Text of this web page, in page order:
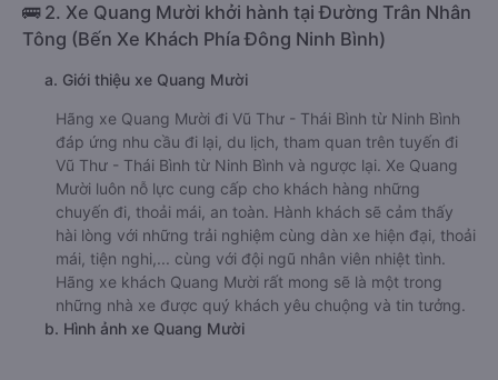
🚌 2. Xe Quang Mười khởi hành tại Đường Trân Nhân
Tông (Bến Xe Khách Phía Đông Ninh Bình)
a. Giới thiệu xe Quang Mười
Hãng xe Quang Mười đi Vũ Thư - Thái Bình từ Ninh Bình
đáp ứng nhu cầu đi lại, du lịch, tham quan trên tuyến đi
Vũ Thư - Thái Bình từ Ninh Bình và ngược lại. Xe Quang
Mười luôn nỗ lực cung cấp cho khách hàng những
chuyến đi, thoải mái, an toàn. Hành khách sẽ cảm thấy
hài lòng với những trải nghiệm cùng dàn xe hiện đại, thoải
mái, tiện nghi,... cùng với đội ngũ nhân viên nhiệt tình.
Hãng xe khách Quang Mười rất mong sẽ là một trong
những nhà xe được quý khách yêu chuộng và tin tưởng.
b. Hình ảnh xe Quang Mười